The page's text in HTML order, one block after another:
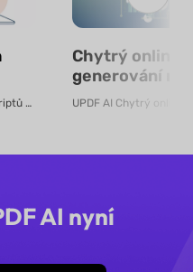
UPDF AI Generátor Prodejních Skriptů UPDF AI převádí produktové PDF...
Chytrý online
generování
pomocí AI –
AI nyní